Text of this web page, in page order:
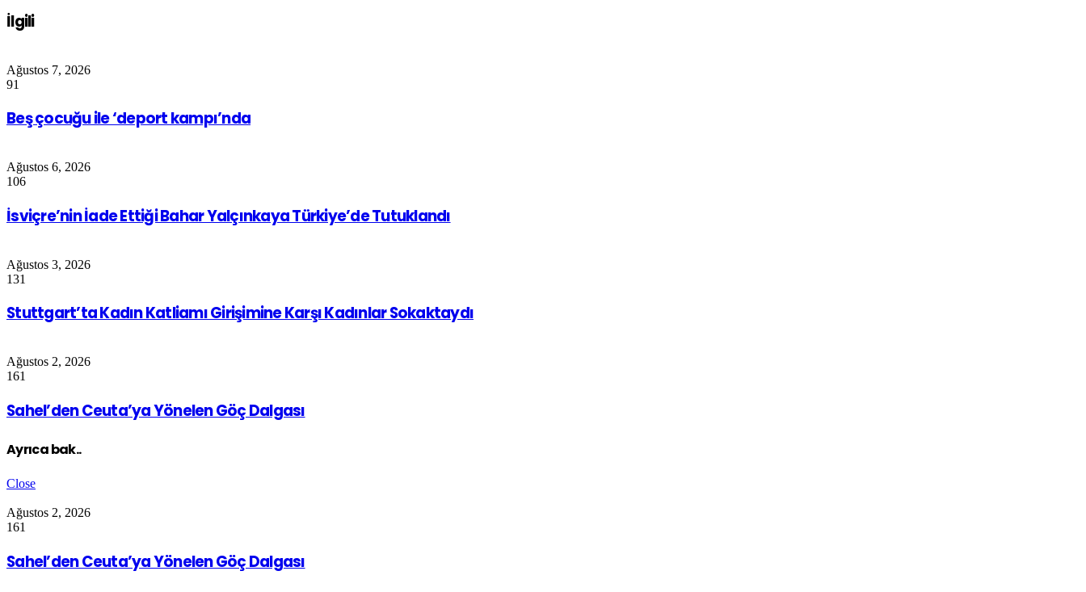
İlgili
Ağustos 7, 2026
91
Beş çocuğu ile ‘deport kampı’nda
Ağustos 6, 2026
106
İsviçre’nin İade Ettiği Bahar Yalçınkaya Türkiye’de Tutuklandı
Ağustos 3, 2026
131
Stuttgart’ta Kadın Katliamı Girişimine Karşı Kadınlar Sokaktaydı
Ağustos 2, 2026
161
Sahel’den Ceuta’ya Yönelen Göç Dalgası
Ayrıca bak..
Close
Ağustos 2, 2026
161
Sahel’den Ceuta’ya Yönelen Göç Dalgası